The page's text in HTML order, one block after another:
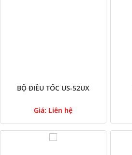
BỘ ĐIỀU TỐC US-52UX
Giá: Liên hệ